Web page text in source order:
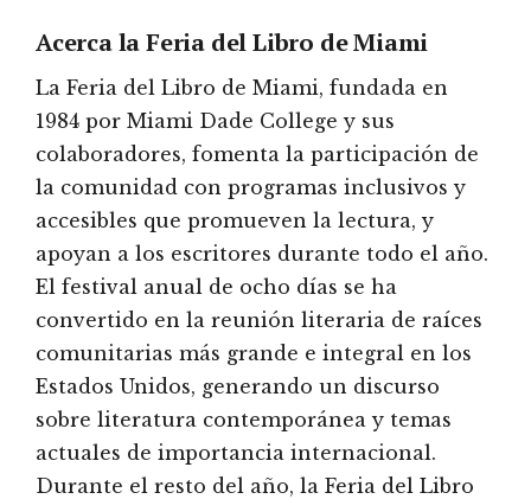
Acerca la Feria del Libro de Miami
La Feria del Libro de Miami, fundada en
1984 por Miami Dade College y sus
colaboradores, fomenta la participación de
la comunidad con programas inclusivos y
accesibles que promueven la lectura, y
apoyan a los escritores durante todo el año.
El festival anual de ocho días se ha
convertido en la reunión literaria de raíces
comunitarias más grande e integral en los
Estados Unidos, generando un discurso
sobre literatura contemporánea y temas
actuales de importancia internacional.
Durante el resto del año, la Feria del Libro